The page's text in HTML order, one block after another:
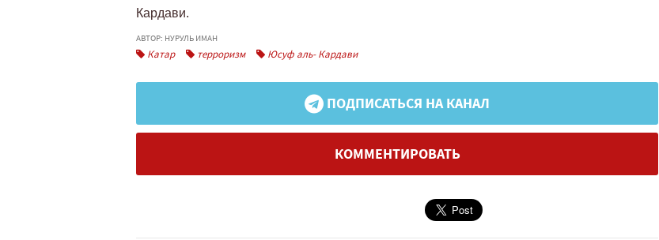
Кардави.
АВТОР: НУРУЛЬ ИМАН
Катар терроризм Юсуф аль- Кардави
ПОДПИСАТЬСЯ НА КАНАЛ
КОММЕНТИРОВАТЬ